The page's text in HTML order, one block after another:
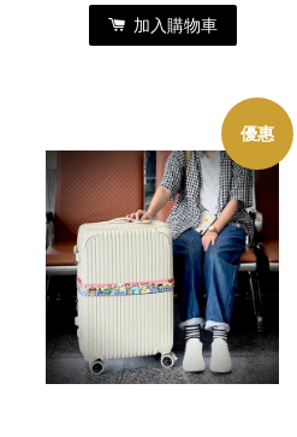
加入購物車
優惠